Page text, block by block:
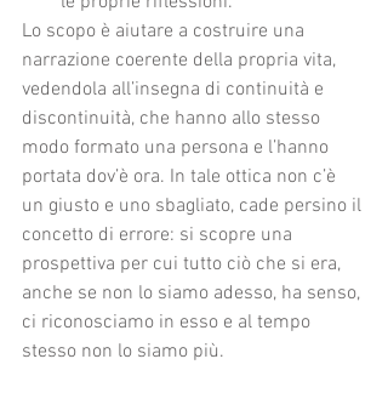
Lo scopo è aiutare a costruire una
narrazione coerente della propria vita,
vedendola all’insegna di continuità e
discontinuità, che hanno allo stesso
modo formato una persona e l’hanno
portata dov’è ora. In tale ottica non c’è
un giusto e uno sbagliato, cade persino il
concetto di errore: si scopre una
prospettiva per cui tutto ciò che si era,
anche se non lo siamo adesso, ha senso,
ci riconosciamo in esso e al tempo
stesso non lo siamo più.